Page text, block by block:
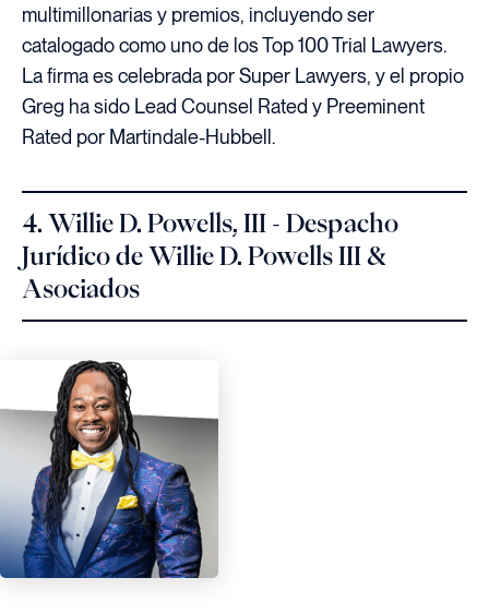
multimillonarias y premios, incluyendo ser
catalogado como uno de los Top 100 Trial Lawyers.
La firma es celebrada por Super Lawyers, y el propio
Greg ha sido Lead Counsel Rated y Preeminent
Rated por Martindale-Hubbell.
4. Willie D. Powells, III - Despacho
Jurídico de Willie D. Powells III &
Asociados